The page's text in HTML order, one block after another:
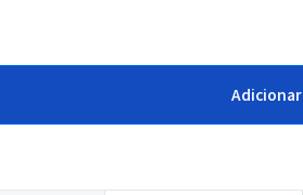
Adicionar